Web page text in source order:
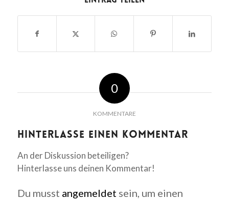
0
KOMMENTARE
Hinterlasse einen Kommentar
An der Diskussion beteiligen?
Hinterlasse uns deinen Kommentar!
Du musst angemeldet sein, um einen